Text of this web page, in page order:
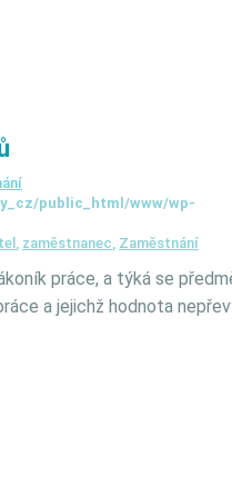
public_html/www/wp-
, zaměstnanec, Zaměstnání
práce, a týká se
a jejichž hodnota